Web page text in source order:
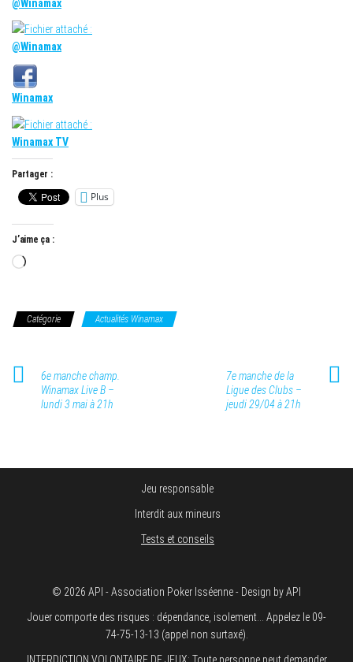
@Winamax
@Winamax
Winamax
Winamax TV
Partager :
Plus
J’aime ça :
Chargement…
Catégorie Actualités Winamax
6e manche champ.
Winamax Live B –
lundi 3 mai à 21h
7e manche de la
Ligue des Clubs –
jeudi 29/04 à 21h
Jeu responsable
Interdit aux mineurs
Tests et conseils
© 2026 API - Association Poker Isséenne - Design by API
Jouer comporte des risques : dépendance, isolement... Appelez le 09-
74-75-13-13 (appel non surtaxé).